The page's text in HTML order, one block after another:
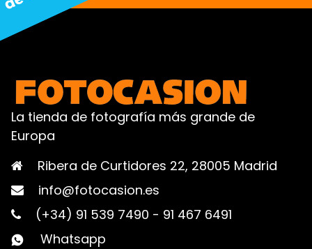
La tienda de fotografía más grande de
Europa
Ribera de Curtidores 22, 28005 Madrid
info@fotocasion.es
(+34) 91 539 7490 - 91 467 6491
Whatsapp